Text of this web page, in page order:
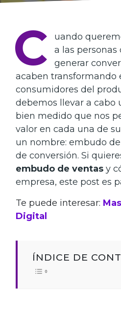
C
uando
a las
generar
acaben transformando
consumidores del
debemos llevar a cabo
bien medido que nos
valor en cada una de
un nombre: embudo
de conversión. Si
embudo de ventas y
empresa, este post es
Te puede interesar:
Digital
ÍNDICE DE